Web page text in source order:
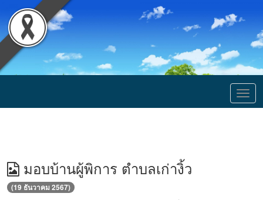
มอบบ้านผู้พิการ ตำบลเก่างิ้ว
(19 ธันวาคม 2567)